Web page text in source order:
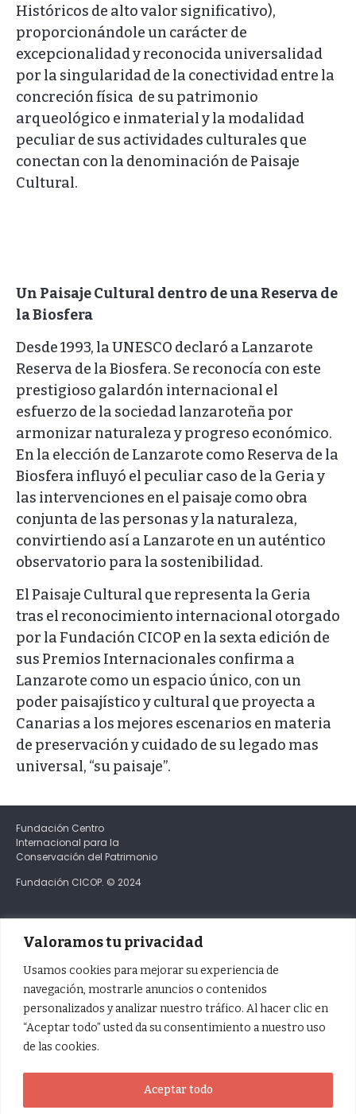
Valoramos tu privacidad
Usamos cookies para mejorar su experiencia de
navegación, mostrarle anuncios o contenidos
personalizados y analizar nuestro tráfico. Al hacer clic en
“Aceptar todo” usted da su consentimiento a nuestro uso
de las cookies.
Aceptar todo
Históricos de alto valor significativo),
proporcionándole un carácter de
excepcionalidad y reconocida universalidad
por la singularidad de la conectividad entre la
concreción física de su patrimonio
arqueológico e inmaterial y la modalidad
peculiar de sus actividades culturales que
conectan con la denominación de Paisaje
Cultural.
Un Paisaje Cultural dentro de una Reserva de
la Biosfera
Desde 1993, la UNESCO declaró a Lanzarote
Reserva de la Biosfera. Se reconocía con este
prestigioso galardón internacional el
esfuerzo de la sociedad lanzaroteña por
armonizar naturaleza y progreso económico.
En la elección de Lanzarote como Reserva de la
Biosfera influyó el peculiar caso de la Geria y
las intervenciones en el paisaje como obra
conjunta de las personas y la naturaleza,
convirtiendo así a Lanzarote en un auténtico
observatorio para la sostenibilidad.
El Paisaje Cultural que representa la Geria
tras el reconocimiento internacional otorgado
por la Fundación CICOP en la sexta edición de
sus Premios Internacionales confirma a
Lanzarote como un espacio único, con un
poder paisajístico y cultural que proyecta a
Canarias a los mejores escenarios en materia
de preservación y cuidado de su legado mas
universal, “su paisaje”.
Fundación Centro
Internacional para la
Conservación del Patrimonio
Fundación CICOP. © 2024
Casa de los Capitanes Generales
CP 38201 San Cristóbal de La Laguna
Santa Cruz de Tenerife
+34 614 179 403
info@cicop.com